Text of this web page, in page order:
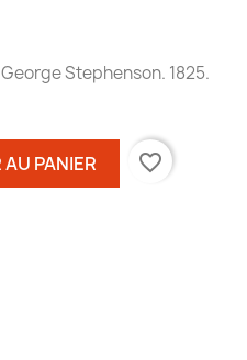
Stephenson. 1825.
PANIER favorite_border